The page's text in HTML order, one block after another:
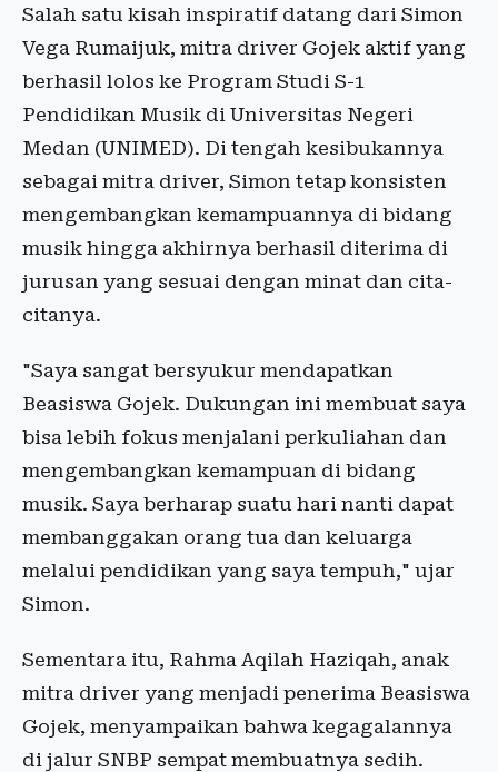
Salah satu kisah inspiratif datang dari Simon
Vega Rumaijuk, mitra driver Gojek aktif yang
berhasil lolos ke Program Studi S-1
Pendidikan Musik di Universitas Negeri
Medan (UNIMED). Di tengah kesibukannya
sebagai mitra driver, Simon tetap konsisten
mengembangkan kemampuannya di bidang
musik hingga akhirnya berhasil diterima di
jurusan yang sesuai dengan minat dan cita-
citanya.
"Saya sangat bersyukur mendapatkan
Beasiswa Gojek. Dukungan ini membuat saya
bisa lebih fokus menjalani perkuliahan dan
mengembangkan kemampuan di bidang
musik. Saya berharap suatu hari nanti dapat
membanggakan orang tua dan keluarga
melalui pendidikan yang saya tempuh," ujar
Simon.
Sementara itu, Rahma Aqilah Haziqah, anak
mitra driver yang menjadi penerima Beasiswa
Gojek, menyampaikan bahwa kegagalannya
di jalur SNBP sempat membuatnya sedih.